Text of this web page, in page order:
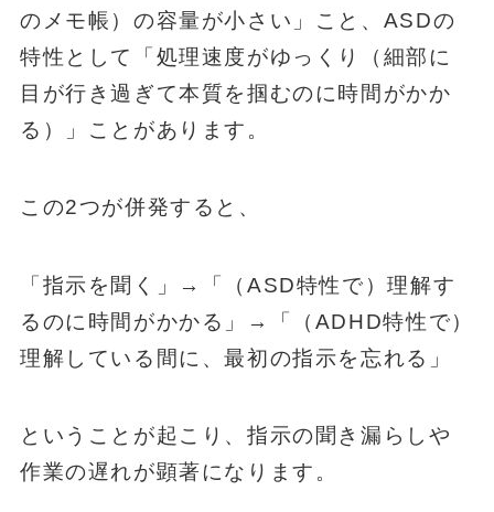
のメモ帳）の容量が小さい」こと、ASDの
特性として「処理速度がゆっくり（細部に
目が行き過ぎて本質を掴むのに時間がかか
る）」ことがあります。
この2つが併発すると、
「指示を聞く」→「（ASD特性で）理解す
るのに時間がかかる」→「（ADHD特性で）
理解している間に、最初の指示を忘れる」
ということが起こり、指示の聞き漏らしや
作業の遅れが顕著になります。